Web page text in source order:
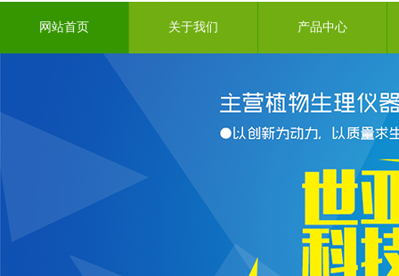
网站首页 关于我们 产品中心